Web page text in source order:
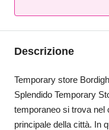
Descrizione
Temporary store
Splendido Temporary
temporaneo si trova nel
principale della città. In